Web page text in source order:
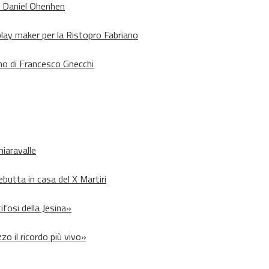
Ohenhen
maker per la Ristopro Fabriano
di Francesco Gnecchi
in casa del X Martiri
della Jesina»
il ricordo più vivo»